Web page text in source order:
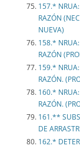
157.* NRUA:
RAZÓN
NUEVA)
158.* NRUA:
RAZÓN
159.* NRUA:
RAZÓN.
160.* NRUA:
RAZÓN.
161.**
DE
162.*